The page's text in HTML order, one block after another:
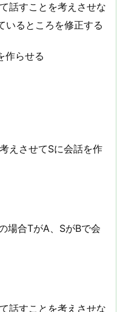
話すことを考えさせな
いるところを修正する
作らせる
えさせてSに会話を作
場合TがA、SがBで会
話すことを考えさせな